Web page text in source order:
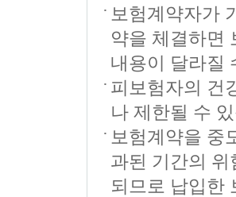
보험계약자가
약을 체결하면
내용이 달라질
피보험자의 건
나 제한될 수
보험계약을 중
과된 기간의
되므로 납입한